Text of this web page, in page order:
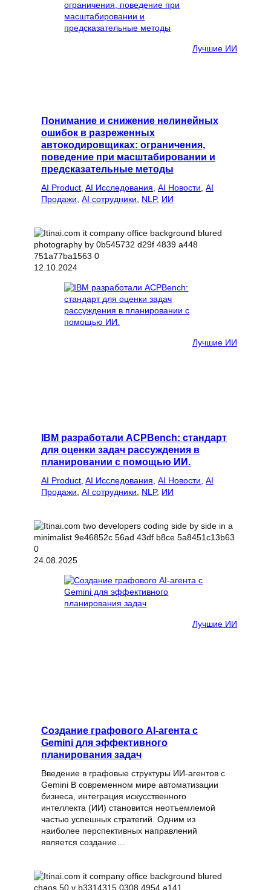
Лучшие ИИ
Понимание и снижение нелинейных
ошибок в разреженных
автокодировщиках: ограничения,
поведение при масштабировании и
предсказательные методы
AI Product AI Исследования AI Новости AI
Продажи AI сотрудники NLP, ИИ
12.10.2024
Лучшие ИИ
IBM разработали ACPBench: стандарт
для оценки задач рассуждения в
планировании с помощью ИИ.
AI Product AI Исследования AI Новости AI
Продажи AI сотрудники NLP, ИИ
24.08.2025
Лучшие ИИ
Создание графового AI-агента с
Gemini для эффективного
планирования задач
Введение в графовые структуры ИИ-агентов с
Gemini В современном мире автоматизации
бизнеса, интеграция искусственного
интеллекта (ИИ) становится неотъемлемой
частью успешных стратегий. Одним из
наиболее перспективных направлений
является создание…